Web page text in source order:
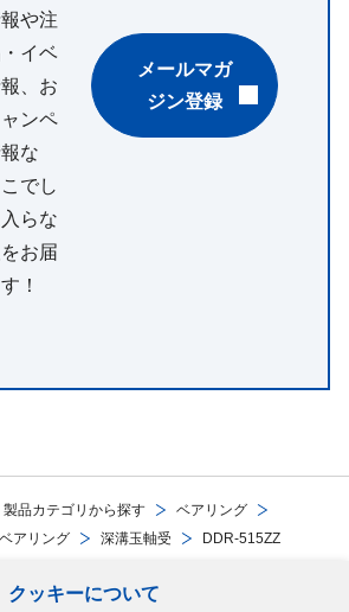
クッキーについて
製品カテゴリから探す
ベアリング
アリング
深溝玉軸受 DDR-515ZZ
や注
イベ
、お
ンペ
な
でし
らな
お届
！
メールマガ
ジン登録